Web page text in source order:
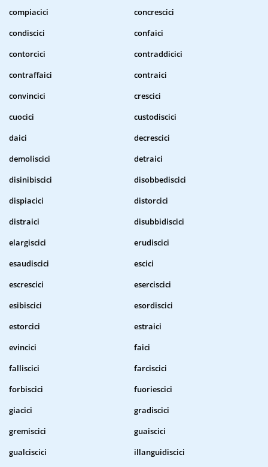
compiacici
concrescici
condiscici
confaici
contorcici
contraddicici
contraffaici
contraici
convincici
crescici
cuocici
custodiscici
daici
decrescici
demoliscici
detraici
disinibiscici
disobbediscici
dispiacici
distorcici
distraici
disubbidiscici
elargiscici
erudiscici
esaudiscici
escici
escrescici
eserciscici
esibiscici
esordiscici
estorcici
estraici
evincici
faici
falliscici
farciscici
forbiscici
fuoriescici
giacici
gradiscici
gremiscici
guaiscici
gualciscici
illanguidiscici